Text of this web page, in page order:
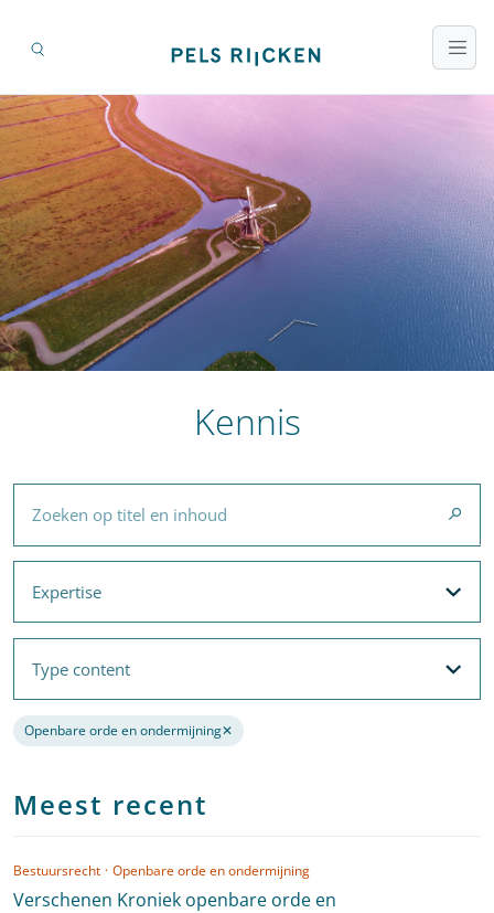
Kennis
Zoeken op titel en inhoud
Expertise
Expertise
Filteropties
Met filters voor
Expertise
en
Thema's
Type content
Type content
Filteropties
Verwijder de filter
Openbare orde en ondermijning✕
Meest recent
Bestuursrecht · Openbare orde en ondermijning
Verschenen Kroniek openbare orde en